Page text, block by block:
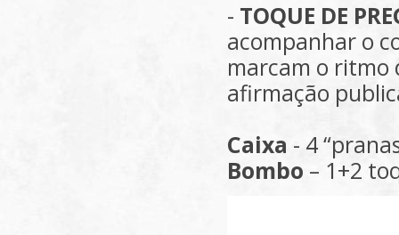
- TOQUE DE
acompanhar o
marcam o ritmo
afirmação
Caixa - 4
Bombo – 1+2